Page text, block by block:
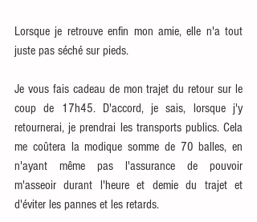
Lorsque je retrouve enfin mon amie, elle n'a tout
juste pas séché sur pieds.
Je vous fais cadeau de mon trajet du retour sur le
coup de 17h45. D'accord, je sais, lorsque j'y
retournerai, je prendrai les transports publics. Cela
me coûtera la modique somme de 70 balles, en
n'ayant même pas l'assurance de pouvoir
m'asseoir durant l'heure et demie du trajet et
d'éviter les pannes et les retards.